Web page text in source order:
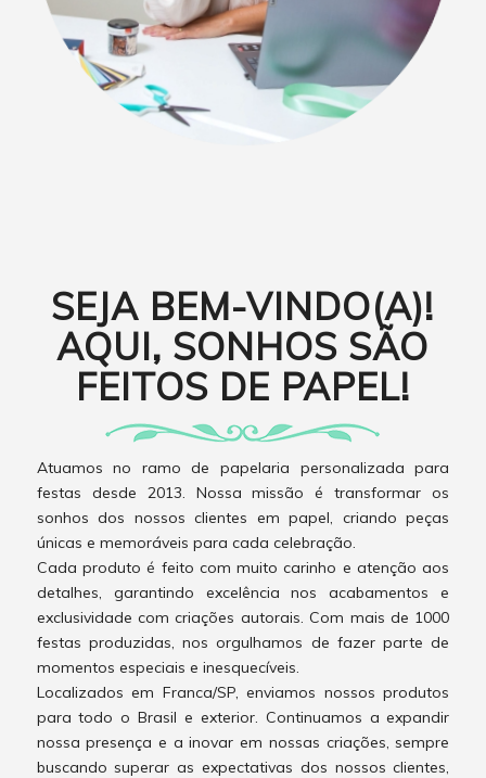
SEJA BEM-VINDO(A)!
AQUI, SONHOS SÃO
FEITOS DE PAPEL!
Atuamos no ramo de papelaria personalizada para
festas desde 2013. Nossa missão é transformar os
sonhos dos nossos clientes em papel, criando peças
únicas e memoráveis para cada celebração.
Cada produto é feito com muito carinho e atenção aos
detalhes, garantindo excelência nos acabamentos e
exclusividade com criações autorais. Com mais de 1000
festas produzidas, nos orgulhamos de fazer parte de
momentos especiais e inesquecíveis.
Localizados em Franca/SP, enviamos nossos produtos
para todo o Brasil e exterior. Continuamos a expandir
nossa presença e a inovar em nossas criações, sempre
buscando superar as expectativas dos nossos clientes,